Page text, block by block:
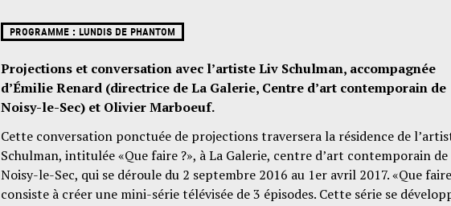
PROGRAMME : LUNDIS DE PHANTOM
Projections et conversation avec l’artiste Liv Schulman, accompagnée
d’Émilie Renard (directrice de La Galerie, Centre d’art contemporain de
Noisy-le-Sec) et Olivier Marboeuf.
Cette conversation ponctuée de projections traversera la résidence de
Schulman, intitulée «Que faire ?», à La Galerie, centre d’art contemporain de
Noisy-le-Sec, qui se déroule du 2 septembre 2016 au 1er avril 2017. «Que
consiste à créer une mini-série télévisée de 3 épisodes. Cette série se